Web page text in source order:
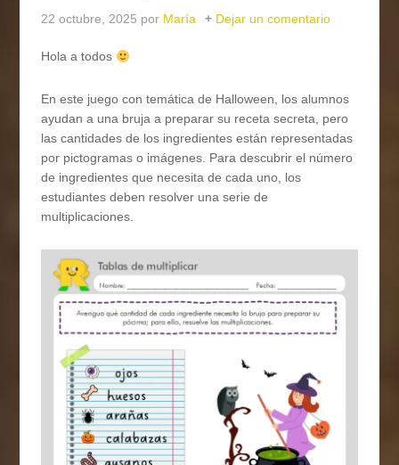
22 octubre, 2025 por María Dejar un comentario
Hola a todos
En este juego con temática de Halloween, los alumnos
ayudan a una bruja a preparar su receta secreta, pero
las cantidades de los ingredientes están representadas
por pictogramas o imágenes. Para descubrir el número
de ingredientes que necesita de cada uno, los
estudiantes deben resolver una serie de
multiplicaciones.